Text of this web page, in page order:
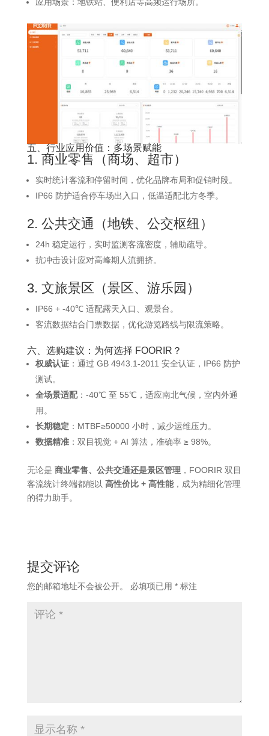
应用场景：地铁站、便利店等高频运行场所。
五、行业应用价值：多场景赋能
1. 商业零售（商场、超市）
实时统计客流和停留时间，优化品牌布局和促销时段。
IP66 防护适合停车场出入口，低温适配北方冬季。
2. 公共交通（地铁、公交枢纽）
24h 稳定运行，实时监测客流密度，辅助疏导。
抗冲击设计应对高峰期人流拥挤。
3. 文旅景区（景区、游乐园）
IP66 + -40℃ 适配露天入口、观景台。
客流数据结合门票数据，优化游览路线与限流策略。
六、选购建议：为何选择 FOORIR？
权威认证：通过 GB 4943.1-2011 安全认证，IP66 防护
测试。
全场景适配：-40℃ 至 55℃，适应南北气候，室内外通
用。
长期稳定 ：MTBF≥50000 小时，减少运维压力。
数据精准：双目视觉 + AI 算法，准确率 ≥ 98%。
无论是 商业零售、公共交通还是景区管理，FOORIR 双目
客流统计终端都能以 高性价比 + 高性能，成为精细化管理
的得力助手。
提交评论
您的邮箱地址不会被公开。 必填项已用 *标注